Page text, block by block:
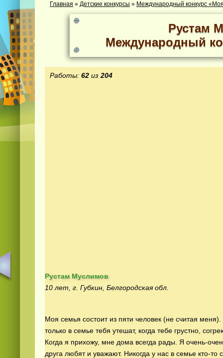
Главная » Детские конкурсы » Международный конкурс
Рустам
Международный
Работы: 62 из 204
Рустам Муслимов
10 лет, г. Губкин, Белгородская обл.
Моя семья состоит из пяти человек (не считая
только в семье тебя утешат, когда тебе грустно,
Когда я прихожу, мне дома всегда рады. Я очень-
друга любят и уважают. Никогда у нас в семье кто-